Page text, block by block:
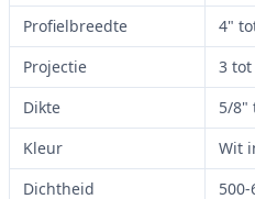
Profielbreedte
4"
Projectie
3 tot
Dikte
5/8"
Kleur
Wit
Dichtheid